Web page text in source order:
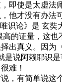
使是太虚
才没有办法
论》是 玄奘
的证量，这
出真义。因
说阿赖耶识
难！
有简单说这